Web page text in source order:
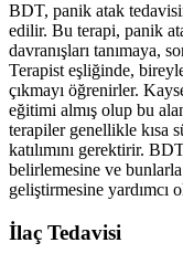
BDT, panik atak
edilir. Bu terapi, panik
davranışları tanımaya,
Terapist eşliğinde,
çıkmayı öğrenirler.
eğitimi almış olup bu
terapiler genellikle kısa
katılımını gerektirir.
belirlemesine ve
geliştirmesine yardımcı
İlaç Tedavisi